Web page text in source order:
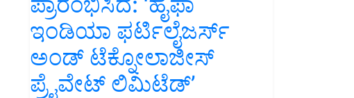
ಇಂಡಿಯಾ ಫರ್ಟಿಲೈಜರ್ಸ್
ಅಂಡ್ ಟೆಕ್ನೋಲಾಜೀಸ್
ಪ್ರೈವೇಟ್ ಲಿಮಿಟೆಡ್’